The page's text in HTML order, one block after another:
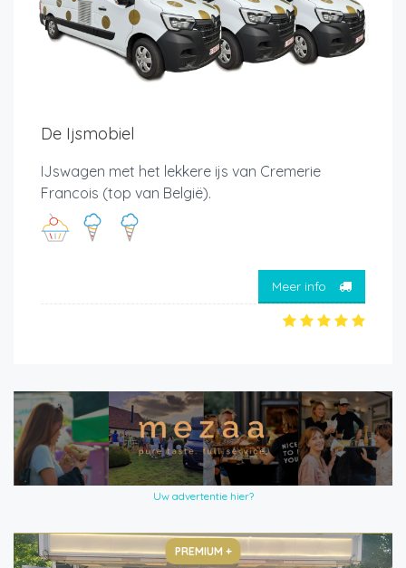
De Ijsmobiel
IJswagen met het lekkere ijs van Cremerie
Francois (top van België).
Meer info
Uw advertentie hier?
PREMIUM +